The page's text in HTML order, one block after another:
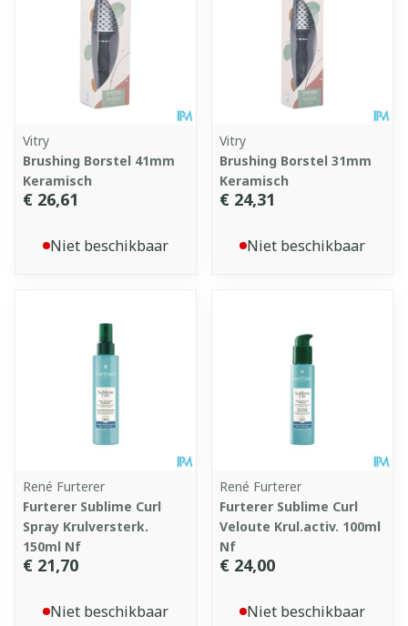
Vitry
Brushing Borstel 41mm
Keramisch
€ 26,61
Niet beschikbaar
Vitry
Brushing Borstel 31mm
Keramisch
€ 24,31
Niet beschikbaar
René Furterer
Furterer Sublime Curl
Spray Krulversterk.
150ml Nf
€ 21,70
Niet beschikbaar
René Furterer
Furterer Sublime Curl
Veloute Krul.activ. 100ml
Nf
€ 24,00
Niet beschikbaar